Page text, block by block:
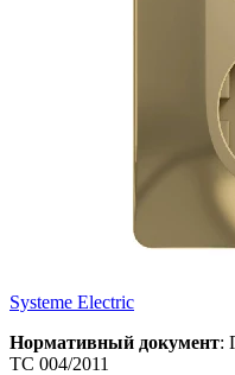
Systeme Electric
Нормативный документ:
TС 004/2011